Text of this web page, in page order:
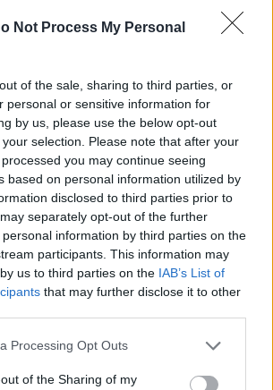
Not Process My Personal
of the sale, sharing to third parties, or
personal or sensitive information for
by us, please use the below opt-out
selection. Please note that after your
you may continue seeing
based on personal information utilized by
disclosed to third parties prior to
separately opt-out of the further
information by third parties on the
participants. This information may
us to third parties on the IAB’s List of
that may further disclose it to other
website/app uses one or more Google
visit or usage behaviour. You may click to
Processing Opt Outs
of the Sharing of my
έσωσε Ιταλίδα τουρίστρια στη
ένα σφηνάκι ελαιόλαδο κάθε
που το δοκίμασε για 2
τις ταφές και προσπαθεί να
σορούς από την εισβολή μεταναστών
που επιστρέφει για να αλλάξει
τους: Είναι μία από τις